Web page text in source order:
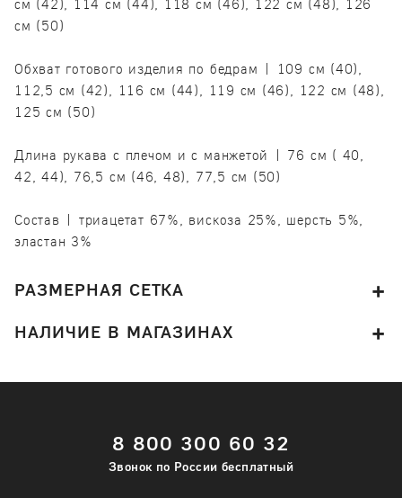
см (42), 114 см (44), 118 см (46), 122 см (48), 126
см (50)
Обхват готового изделия по бедрам | 109 см (40),
112,5 см (42), 116 см (44), 119 см (46), 122 см (48),
125 см (50)
Длина рукава с плечом и с манжетой | 76 см ( 40,
42, 44), 76,5 см (46, 48), 77,5 см (50)
Состав | триацетат 67%, вискоза 25%, шерсть 5%,
эластан 3%
РАЗМЕРНАЯ СЕТКА
НАЛИЧИЕ В МАГАЗИНАХ
8 800 300 60 32
Звонок по России бесплатный